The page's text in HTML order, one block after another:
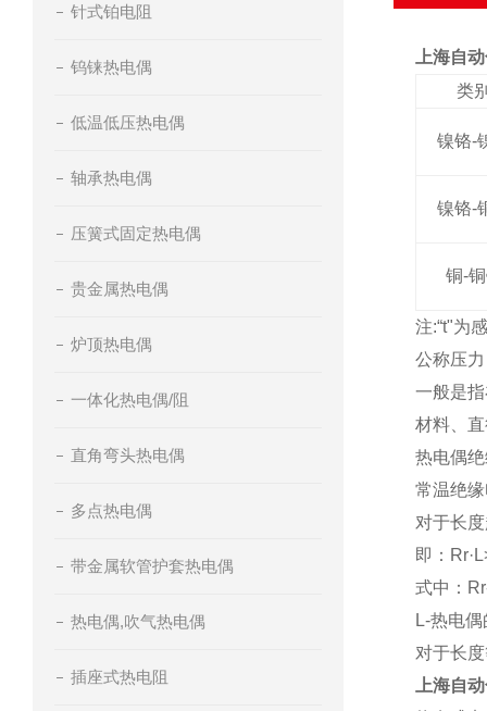
针式铂电阻
钨铼热电偶
低温低压热电偶
轴承热电偶
压簧式固定热电偶
贵金属热电偶
炉顶热电偶
一体化热电偶/阻
直角弯头热电偶
多点热电偶
带金属软管护套热电偶
热电偶,吹气热电偶
插座式热电阻
上海自
类
镍铬-
镍铬-
铜-
注:“t"为
公称压力
一般是
材料、
热电偶
常温绝
对于长
即：
式中：
L-热电
对于长
上海自